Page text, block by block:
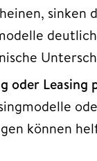
sinken
oder Leasing
können